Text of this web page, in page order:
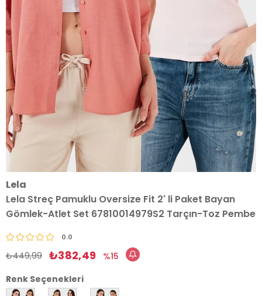
Lela
Lela Streç Pamuklu Oversize Fit 2' li Paket Bayan
Gömlek-Atlet Set 67810014979S2 Tarçın-Toz Pembe
0.0
₺449,99 ₺382,49
15
Renk Seçenekleri